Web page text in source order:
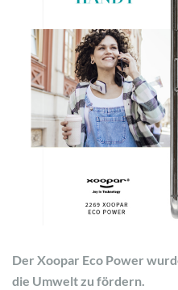
Der Xoopar Eco Power
die Umwelt zu fördern.